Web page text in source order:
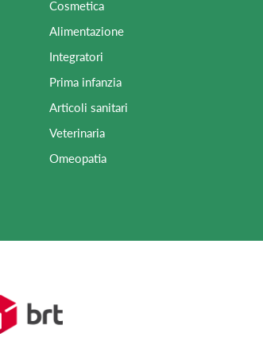
Cosmetica
Alimentazione
Integratori
Prima infanzia
Articoli sanitari
Veterinaria
Omeopatia